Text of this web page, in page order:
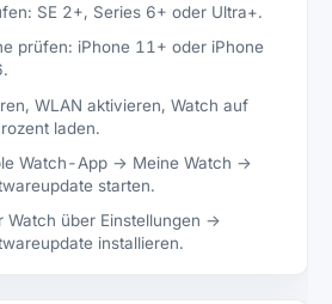
SE 2+, Series 6+ oder Ultra+.
prüfen: iPhone 11+ oder iPhone
WLAN aktivieren, Watch auf
laden.
Watch-App → Meine Watch →
starten.
Watch über Einstellungen →
installieren.